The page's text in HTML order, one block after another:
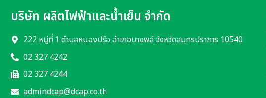
บริษัท ผลิตไฟฟ้าและน้ำเย็น จำกัด
222 หมู่ที่ 1 ตำบลหนองปรือ อำเภอบางพลี จังหวัดสมุทรปราการ 10540
02 327 4242
02 327 4244
admindcap@dcap.co.th